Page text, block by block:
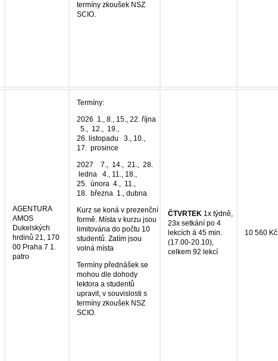
termíny zkoušek NSZ
SCIO.
AGENTURA
AMOS
Dukelských
hrdinů 21, 170
00 Praha 7 1.
patro
Termíny:
2026 1., 8., 15., 22. října
5., 12., 19.,
26. listopadu 3., 10.,
17. prosince
2027 7., 14., 21., 28.
ledna 4., 11., 18.,
25. února 4., 11.,
18. března 1., dubna
Kurz se koná v prezenční
formě. Místa v kurzu jsou
limitována do počtu 10
studentů. Zatím jsou
volná místa
Termíny přednášek se
mohou dle dohody
lektora a studentů
upravit, v souvislosti s
termíny zkoušek NSZ
SCIO.
ČTVRTEK 1x týdně,
23x setkání po 4
lekcích á 45 min.
(17.00-20.10),
celkem 92 lekcí
10 560 Kč